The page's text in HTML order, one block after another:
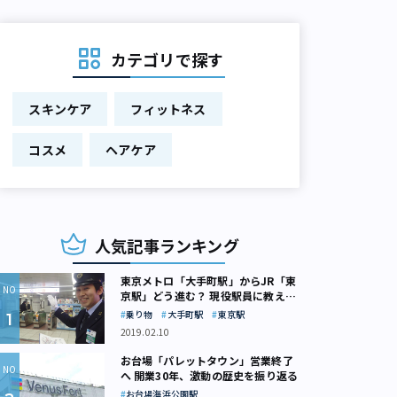
カテゴリで探す
スキンケア フィットネス
コスメ ヘアケア
人気記事ランキング
東京メトロ「大手町駅」からJR「東
京駅」どう進む？ 現役駅員に教えて
もらいました
乗り物 大手町駅
東京駅
2019.02.10
お台場「パレットタウン」営業終了
へ 開業30年、激動の歴史を振り返る
お台場海浜公園駅